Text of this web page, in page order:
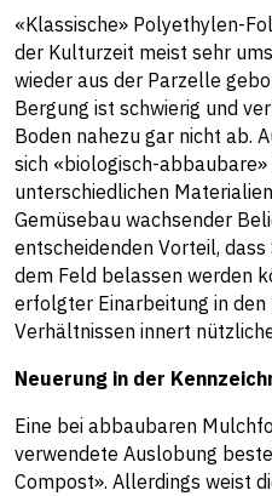
«Klassische» Polyethylen-
der Kulturzeit meist sehr
wieder aus der Parzelle
Bergung ist schwierig und
Boden nahezu gar nicht ab.
sich «biologisch-
unterschiedlichen
Gemüsebau wachsender
entscheidenden Vorteil,
dem Feld belassen werden
erfolgter Einarbeitung in den
Verhältnissen innert
Neuerung in der
Eine bei abbaubaren
verwendete Auslobung
Compost». Allerdings weist